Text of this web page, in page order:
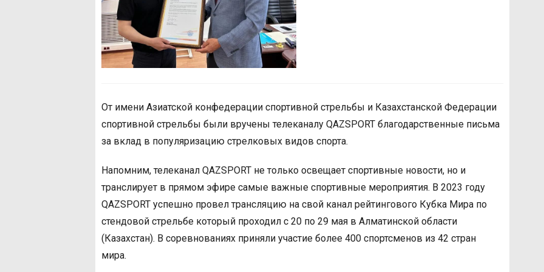
От имени Азиатской конфедерации спортивной стрельбы и Казахстанской Федерации
спортивной стрельбы были вручены телеканалу QAZSPORT благодарственные письма
за вклад в популяризацию стрелковых видов спорта.
Напомним, телеканал QAZSPORT не только освещает спортивные новости, но и
транслирует в прямом эфире самые важные спортивные мероприятия. В 2023 году
QAZSPORT успешно провел трансляцию на свой канал рейтингового Кубка Мира по
стендовой стрельбе который проходил с 20 по 29 мая в Алматинской области
(Казахстан). В соревнованиях приняли участие более 400 спортсменов из 42 стран
мира.